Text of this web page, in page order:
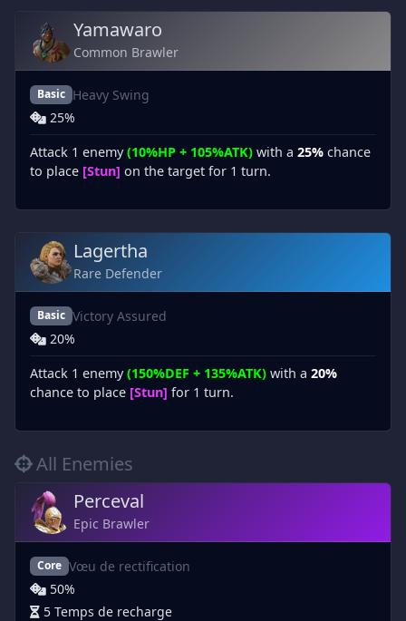
Yamawaro
Common Brawler
Basic Heavy Swing
25%
Attack 1 enemy(10%HP + 105%ATK) with a 25% chance
to place [Stun] on the target for 1 turn.
Lagertha
Rare Defender
Basic Victory Assured
20%
Attack 1 enemy(150%DEF + 135%ATK) with a 20%
chance to place [Stun] for 1 turn.
All Enemies
Perceval
Epic Brawler
Core Vœu de rectification
50%
5 Temps de recharge